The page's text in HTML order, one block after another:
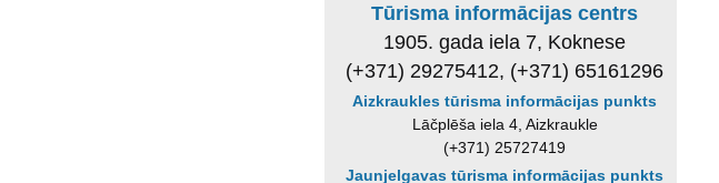
Tūrisma informācijas centrs
1905. gada iela 7, Koknese
(+371) 29275412, (+371) 65161296
Aizkraukles tūrisma informācijas punkts
Lāčplēša iela 4, Aizkraukle
(+371) 25727419
Jaunjelgavas tūrisma informācijas punkts